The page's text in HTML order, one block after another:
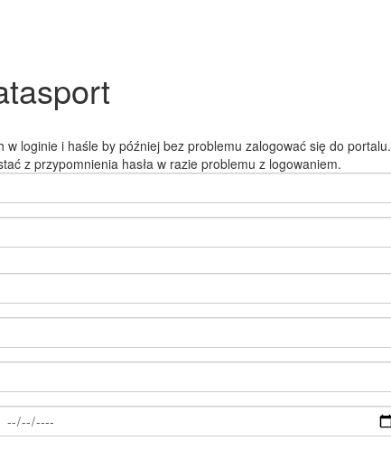
loginie i haśle by później bez problemu zalogować się do portalu.
z przypomnienia hasła w razie problemu z logowaniem.